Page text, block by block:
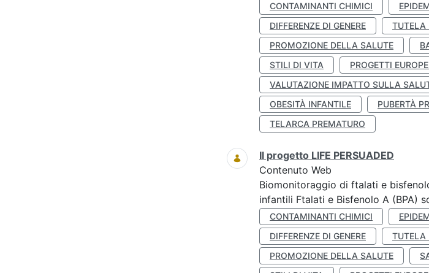
CONTAMINANTI CHIMICI
DIFFERENZE DI GENERE
TUTELA
PROMOZIONE DELLA SALUTE
STILI DI VITA
PROGETTI
VALUTAZIONE IMPATTO SULLA
OBESITÀ INFANTILE
PUBERTÀ
TELARCA PREMATURO
Il progetto LIFE PERSUADED
Contenuto Web
Biomonitoraggio di ftalati e
infantili Ftalati e Bisfenolo A (BPA)
CONTAMINANTI CHIMICI
DIFFERENZE DI GENERE
TUTELA
PROMOZIONE DELLA SALUTE